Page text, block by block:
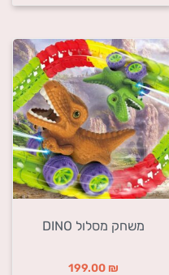
משחק מסלול DINO
199.00 ₪